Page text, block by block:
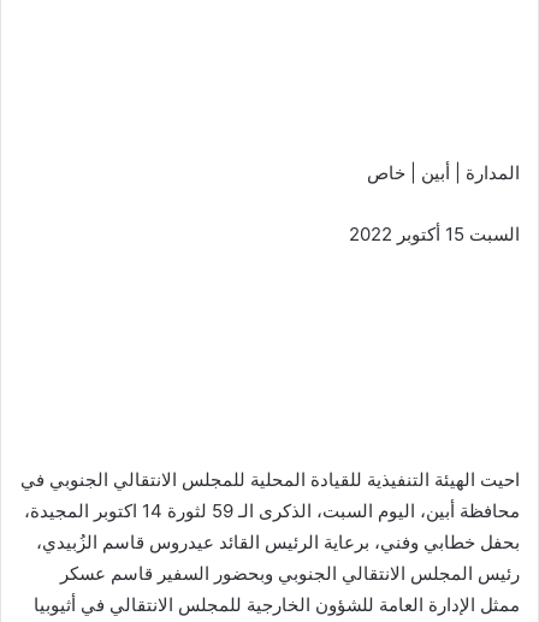
المدارة | أبين | خاص
السبت 15 أكتوبر 2022
احيت الهيئة التنفيذية للقيادة المحلية للمجلس الانتقالي الجنوبي في
محافظة أبين، اليوم السبت، الذكرى الـ 59 لثورة 14 اكتوبر المجيدة،
بحفل خطابي وفني، برعاية الرئيس القائد عيدروس قاسم الزُبيدي،
رئيس المجلس الانتقالي الجنوبي وبحضور السفير قاسم عسكر
ممثل الإدارة العامة للشؤون الخارجية للمجلس الانتقالي في أثيوبيا